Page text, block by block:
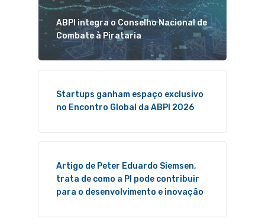
ABPI integra o Conselho Nacional de
Combate à Pirataria
Startups ganham espaço exclusivo
no Encontro Global da ABPI 2026
Artigo de Peter Eduardo Siemsen,
trata de como a PI pode contribuir
para o desenvolvimento e inovação